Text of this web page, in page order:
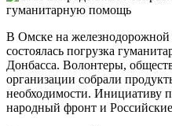
В Омске на
состоялась погрузка
Донбасса. Волонтеры,
организации собрали
необходимости. Инициативу
народный фронт и